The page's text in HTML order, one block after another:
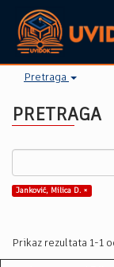
Pretraga
PRETRAGA
Janković, Milica D. ×
Prikaz rezultata 1-1